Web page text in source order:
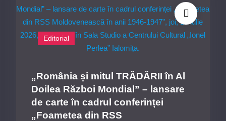
Internațional
Dirijat
„Ionel
Editorial
„România și mitul TRĂDĂRII în Al
Doilea Război Mondial” – lansare
de carte în cadrul conferinței
„Foametea din RSS